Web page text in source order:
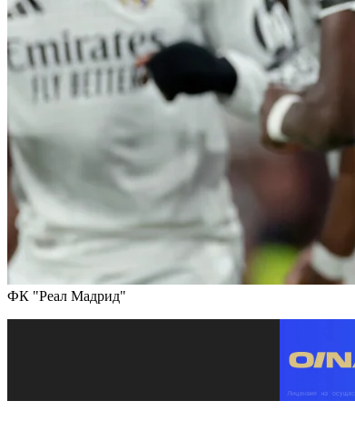
ФК "Реал Мадрид"